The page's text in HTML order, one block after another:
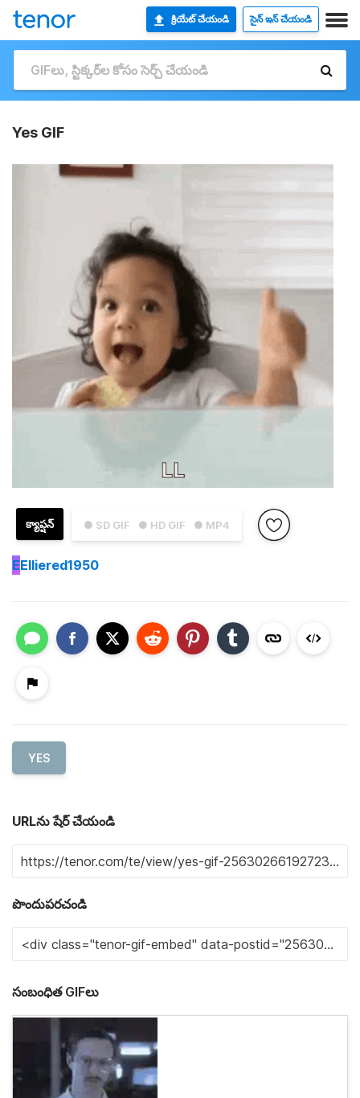
క్రియేట్ చేయండి సైన్ ఇన్ చేయండి
Yes GIF
● SD GIF ● HD GIF ● MP4
క్యాప్షన్
EElliered1950
YES
URLను షేర్ చేయండి
పొందుపరచండి
సంబంధిత GIFలు